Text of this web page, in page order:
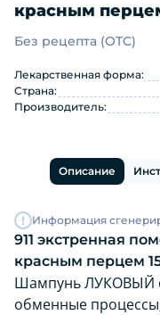
красным
911
Без рецепта (OTC)
Лекарственная форма:
Страна:
Производитель:
Описание
Информация
911 экстренная
красным перцем
Шампунь ЛУКОВЫЙ
обменные